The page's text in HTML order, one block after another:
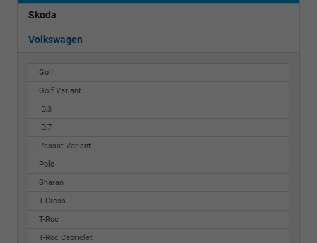
Skoda
Volkswagen
Golf
Golf Variant
ID.3
ID.7
Passat Variant
Polo
Sharan
T-Cross
T-Roc
T-Roc Cabriolet